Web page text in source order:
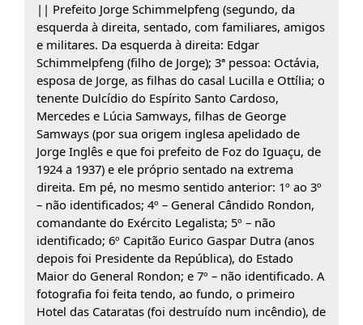
|| Prefeito Jorge Schimmelpfeng (segundo, da
esquerda à direita, sentado, com familiares, amigos
e militares. Da esquerda à direita: Edgar
Schimmelpfeng (filho de Jorge); 3ª pessoa: Octávia,
esposa de Jorge, as filhas do casal Lucilla e Ottília; o
tenente Dulcídio do Espírito Santo Cardoso,
Mercedes e Lúcia Samways, filhas de George
Samways (por sua origem inglesa apelidado de
Jorge Inglês e que foi prefeito de Foz do Iguaçu, de
1924 a 1937) e ele próprio sentado na extrema
direita. Em pé, no mesmo sentido anterior: 1º ao 3º
– não identificados; 4º – General Cândido Rondon,
comandante do Exército Legalista; 5º – não
identificado; 6º Capitão Eurico Gaspar Dutra (anos
depois foi Presidente da República), do Estado
Maior do General Rondon; e 7º – não identificado. A
fotografia foi feita tendo, ao fundo, o primeiro
Hotel das Cataratas (foi destruído num incêndio), de